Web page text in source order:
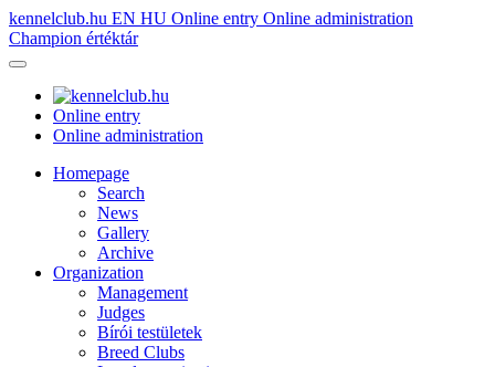
kennelclub.hu EN HU Online entry Online administration
Champion értéktár
Online entry
Online administration
Homepage
Search
News
Gallery
Archive
Organization
Management
Judges
Bírói testületek
Breed Clubs